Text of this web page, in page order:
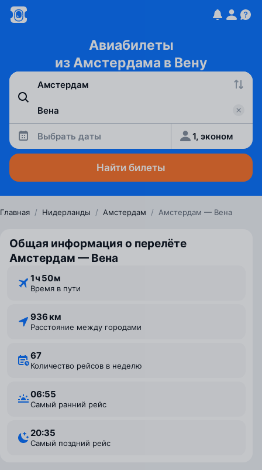
Авиабилеты
из Амстердама в Вену
Выбрать даты 1, эконом
Найти билеты
Главная / Нидерланды / Амстердам / Амстердам — Вена
Общая информация о перелёте
Амстердам — Вена
1 ⁠ч 50 ⁠м
Время в пути
936 км
Расстояние между городами
67
Количество рейсов в неделю
06:55
Самый ранний рейс
20:35
Самый поздний рейс